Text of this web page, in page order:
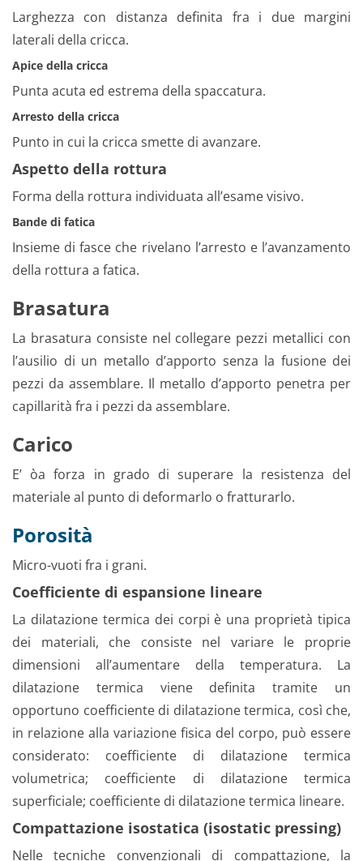
Larghezza con distanza definita fra i due margini
laterali della cricca.
Apice della cricca
Punta acuta ed estrema della spaccatura.
Arresto della cricca
Punto in cui la cricca smette di avanzare.
Aspetto della rottura
Forma della rottura individuata all’esame visivo.
Bande di fatica
Insieme di fasce che rivelano l’arresto e l’avanzamento
della rottura a fatica.
Brasatura
La brasatura consiste nel collegare pezzi metallici con
l’ausilio di un metallo d’apporto senza la fusione dei
pezzi da assemblare. Il metallo d’apporto penetra per
capillarità fra i pezzi da assemblare.
Carico
E’ òa forza in grado di superare la resistenza del
materiale al punto di deformarlo o fratturarlo.
Porosità
Micro-vuoti fra i grani.
Coefficiente di espansione lineare
La dilatazione termica dei corpi è una proprietà tipica
dei materiali, che consiste nel variare le proprie
dimensioni all’aumentare della temperatura. La
dilatazione termica viene definita tramite un
opportuno coefficiente di dilatazione termica, così che,
in relazione alla variazione fisica del corpo, può essere
considerato: coefficiente di dilatazione termica
volumetrica; coefficiente di dilatazione termica
superficiale; coefficiente di dilatazione termica lineare.
Compattazione isostatica (isostatic pressing)
Nelle tecniche convenzionali di compattazione, la